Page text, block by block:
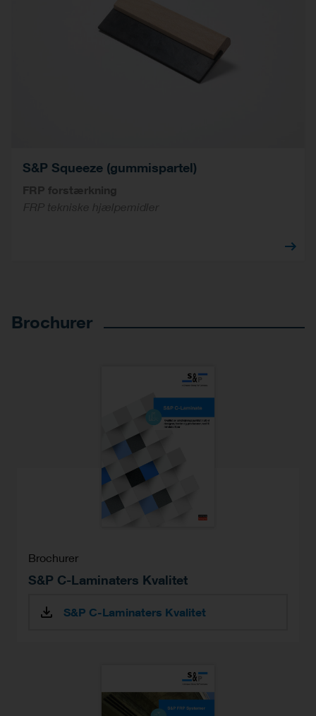
S&P Squeeze (gummispartel)
FRP forstærkning
FRP tekniske hjælpemidler
Brochurer
Brochurer
S&P C-Laminaters Kvalitet
S&P C-Laminaters Kvalitet